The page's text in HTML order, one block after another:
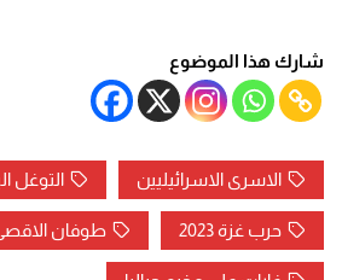
شارك هذا الموضوع
الاسرى الاسرائيليين التوغل
حرب غزة 2023 طوفان